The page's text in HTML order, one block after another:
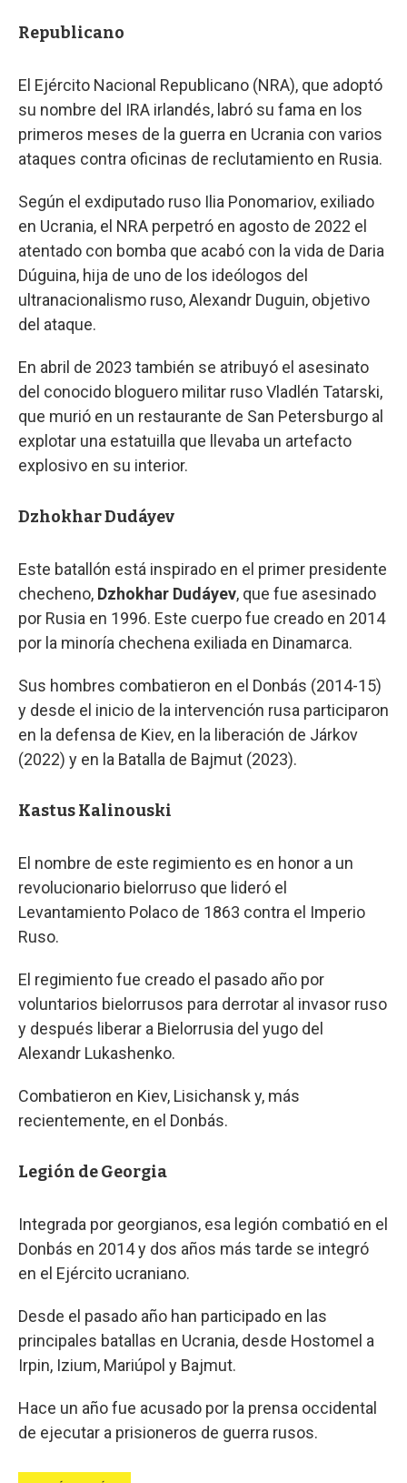
Republicano
El Ejército Nacional Republicano (NRA), que adoptó
su nombre del IRA irlandés, labró su fama en los
primeros meses de la guerra en Ucrania con varios
ataques contra oficinas de reclutamiento en Rusia.
Según el exdiputado ruso Ilia Ponomariov, exiliado
en Ucrania, el NRA perpetró en agosto de 2022 el
atentado con bomba que acabó con la vida de Daria
Dúguina, hija de uno de los ideólogos del
ultranacionalismo ruso, Alexandr Duguin, objetivo
del ataque.
En abril de 2023 también se atribuyó el asesinato
del conocido bloguero militar ruso Vladlén Tatarski,
que murió en un restaurante de San Petersburgo al
explotar una estatuilla que llevaba un artefacto
explosivo en su interior.
Dzhokhar Dudáyev
Este batallón está inspirado en el primer presidente
checheno, Dzhokhar Dudáyev, que fue asesinado
por Rusia en 1996. Este cuerpo fue creado en 2014
por la minoría chechena exiliada en Dinamarca.
Sus hombres combatieron en el Donbás (2014-15)
y desde el inicio de la intervención rusa participaron
en la defensa de Kiev, en la liberación de Járkov
(2022) y en la Batalla de Bajmut (2023).
Kastus Kalinouski
El nombre de este regimiento es en honor a un
revolucionario bielorruso que lideró el
Levantamiento Polaco de 1863 contra el Imperio
Ruso.
El regimiento fue creado el pasado año por
voluntarios bielorrusos para derrotar al invasor ruso
y después liberar a Bielorrusia del yugo del
Alexandr Lukashenko.
Combatieron en Kiev, Lisichansk y, más
recientemente, en el Donbás.
Legión de Georgia
Integrada por georgianos, esa legión combatió en el
Donbás en 2014 y dos años más tarde se integró
en el Ejército ucraniano.
Desde el pasado año han participado en las
principales batallas en Ucrania, desde Hostomel a
Irpin, Izium, Mariúpol y Bajmut.
Hace un año fue acusado por la prensa occidental
de ejecutar a prisioneros de guerra rusos.